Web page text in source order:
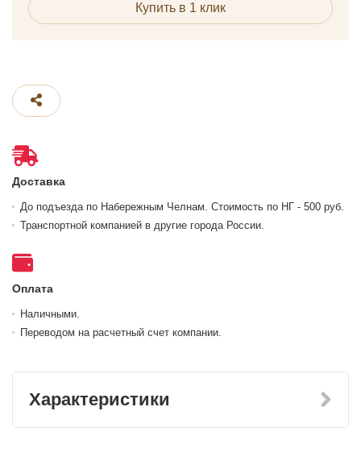
Купить в 1 клик
Доставка
До подъезда по Набережным Челнам. Стоимость по НГ - 500 руб.
Транспортной компанией в другие города России.
Оплата
Наличными.
Переводом на расчетный счет компании.
Характеристики